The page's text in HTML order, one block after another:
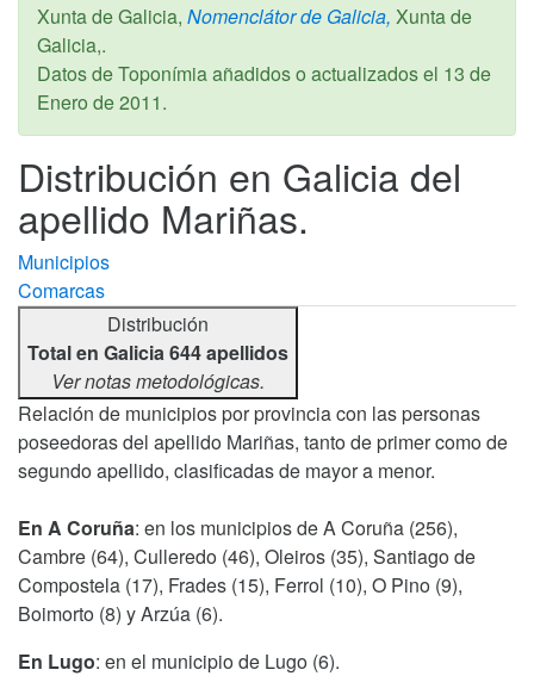
Xunta de Galicia, Nomenclátor de Galicia, Xunta de
Galicia,.
Datos de Toponímia añadidos o actualizados el 13 de
Enero de 2011.
Distribución en Galicia del
apellido Mariñas.
Municipios
Comarcas
Distribución
Total en Galicia 644 apellidos
Ver notas metodológicas.
Relación de municipios por provincia con las personas
poseedoras del apellido Mariñas, tanto de primer como de
segundo apellido, clasificadas de mayor a menor.
En A Coruña: en los municipios de A Coruña (256),
Cambre (64), Culleredo (46), Oleiros (35), Santiago de
Compostela (17), Frades (15), Ferrol (10), O Pino (9),
Boimorto (8) y Arzúa (6).
En Lugo: en el municipio de Lugo (6).